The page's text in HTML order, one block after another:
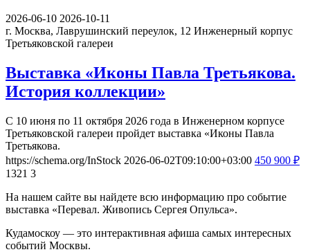
2026-06-10 2026-10-11
г. Москва, Лаврушинский переулок, 12 Инженерный корпус
Третьяковской галереи
Выставка «Иконы Павла Третьякова.
История коллекции»
С 10 июня по 11 октября 2026 года в Инженерном корпусе
Третьяковской галереи пройдет выставка «Иконы Павла
Третьякова.
https://schema.org/InStock 2026-06-02T09:10:00+03:00 450 900 ₽
1321 3
На нашем сайте вы найдете всю информацию про событие
выставка «Перевал. Живопись Сергея Опульса».
Кудамоскоу — это интерактивная афиша самых интересных
событий Москвы.